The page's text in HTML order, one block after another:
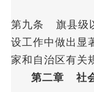
第九条 旗县级
设工作中做出显
家和自治区有关
第二章 社